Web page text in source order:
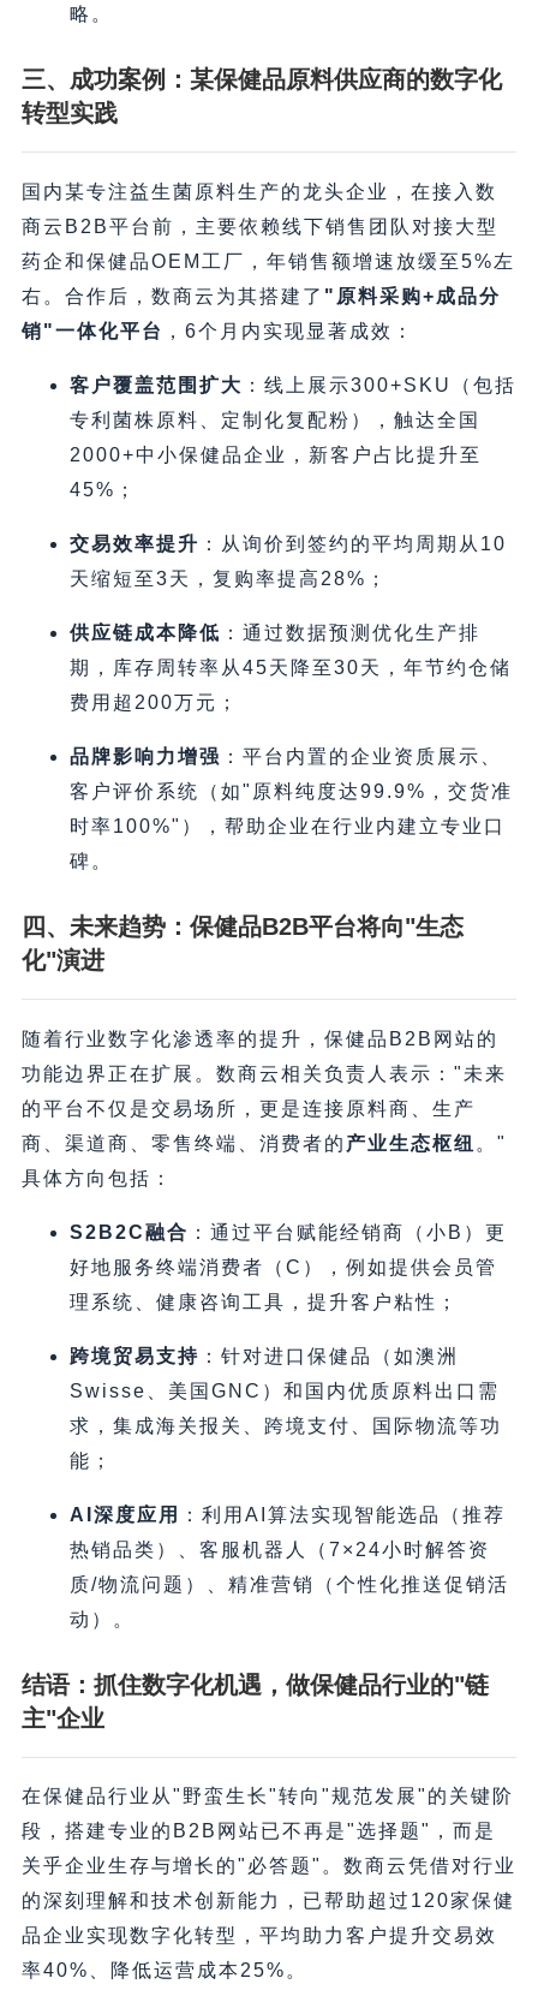
略。
三、成功案例：某保健品原料供应商的数字化
转型实践
国内某专注益生菌原料生产的龙头企业，在接入数
商云B2B平台前，主要依赖线下销售团队对接大型
药企和保健品OEM工厂，年销售额增速放缓至5%左
右。合作后，数商云为其搭建了 ​"原料采购+成品分
销"一体化平台 ，6个月内实现显著成效：
客户覆盖范围扩大 ​：线上展示300+SKU（包括
专利菌株原料、定制化复配粉），触达全国
2000+中小保健品企业，新客户占比提升至
45%；
交易效率提升 ​：从询价到签约的平均周期从10
天缩短至3天，复购率提高28%；
供应链成本降低 ​：通过数据预测优化生产排
期，库存周转率从45天降至30天，年节约仓储
费用超200万元；
品牌影响力增强 ​：平台内置的企业资质展示、
客户评价系统（如"原料纯度达99.9%，交货准
时率100%"），帮助企业在行业内建立专业口
碑。
四、未来趋势：保健品B2B平台将向"生态
化"演进
随着行业数字化渗透率的提升，保健品B2B网站的
功能边界正在扩展。数商云相关负责人表示："未来
的平台不仅是交易场所，更是连接原料商、生产
商、渠道商、零售终端、消费者的 产业生态枢纽 。"
具体方向包括：
S2B2C融合 ​：通过平台赋能经销商（小B）更
好地服务终端消费者（C），例如提供会员管
理系统、健康咨询工具，提升客户粘性；
跨境贸易支持 ​：针对进口保健品（如澳洲
Swisse、美国GNC）和国内优质原料出口需
求，集成海关报关、跨境支付、国际物流等功
能；
AI深度应用
​：利用AI算法实现智能选品（推荐
热销品类）、客服机器人（7×24小时解答资
质/物流问题）、精准营销（个性化推送促销活
动）。
结语：抓住数字化机遇，做保健品行业的"链
主"企业
在保健品行业从"野蛮生长"转向"规范发展"的关键阶
段，搭建专业的B2B网站已不再是"选择题"，而是
关乎企业生存与增长的"必答题"。数商云凭借对行业
的深刻理解和技术创新能力，已帮助超过120家保健
品企业实现数字化转型，平均助力客户提升交易效
率40%、降低运营成本25%。